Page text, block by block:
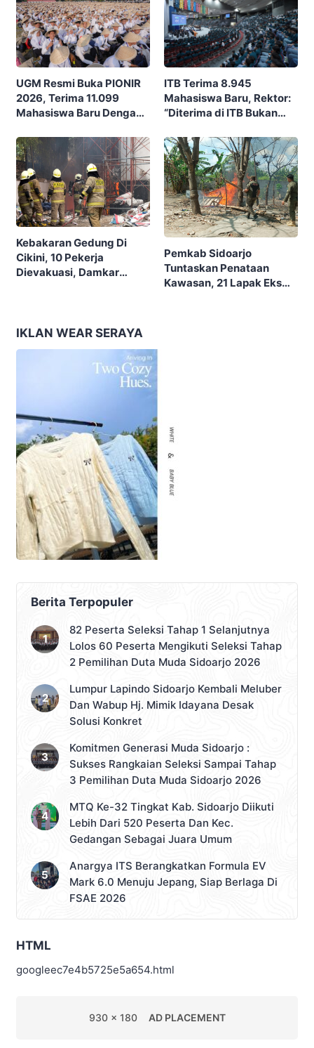
UGM Resmi Buka PIONIR
2026, Terima 11.099
Mahasiswa Baru Dengan
Membangun Bangsa”
ITB Terima 8.945
Mahasiswa Baru, Rektor:
“Diterima di ITB Bukan
Kebakaran Gedung Di
Cikini, 10 Pekerja
Dievakuasi, Damkar
Pemkab Sidoarjo
Tuntaskan Penataan
Kawasan, 21 Lapak Eks
IKLAN WEAR SERAYA
Berita Terpopuler
82 Peserta Seleksi Tahap 1 Selanjutnya
Lolos 60 Peserta Mengikuti Seleksi Tahap
2 Pemilihan Duta Muda Sidoarjo 2026
Lumpur Lapindo Sidoarjo Kembali Meluber
Dan Wabup Hj. Mimik Idayana Desak
Solusi Konkret
Komitmen Generasi Muda Sidoarjo :
Sukses Rangkaian Seleksi Sampai Tahap
3 Pemilihan Duta Muda Sidoarjo 2026
MTQ Ke-32 Tingkat Kab. Sidoarjo Diikuti
Lebih Dari 520 Peserta Dan Kec.
Gedangan Sebagai Juara Umum
Anargya ITS Berangkatkan Formula EV
Mark 6.0 Menuju Jepang, Siap Berlaga Di
FSAE 2026
HTML
googleec7e4b5725e5a654.html
930 x 180 AD PLACEMENT